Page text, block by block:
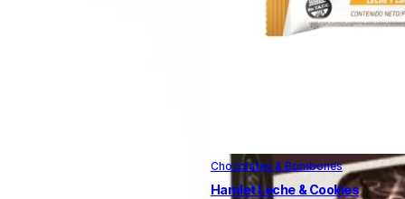
Chocolates & Bombones
Hamlet Leche & Cookies